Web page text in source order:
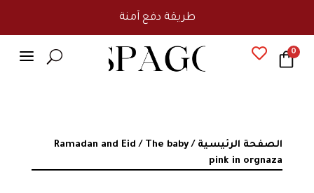
طريقة دفع آمنة
a U  0
الصفحة الرئيسية /
Ramadan and Eid / The baby
pink in orgnaza